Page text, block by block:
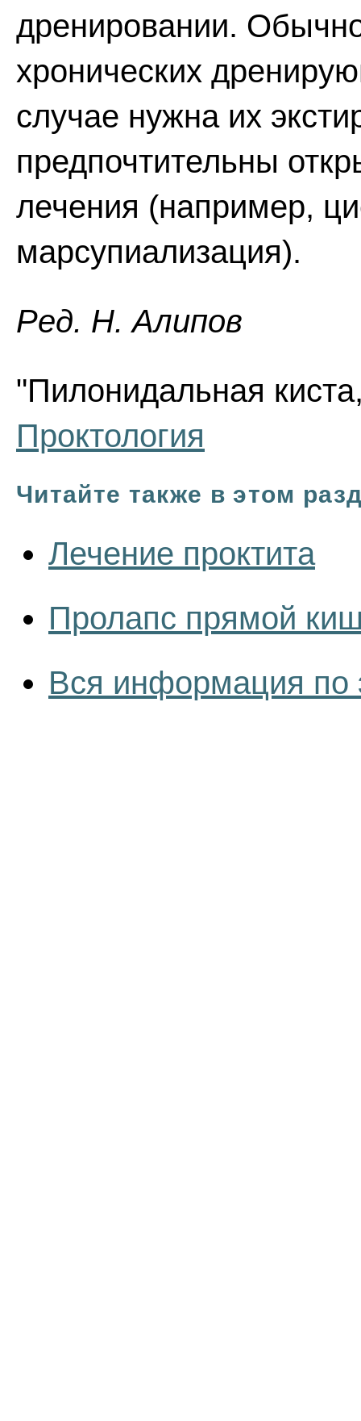
дренировании.
хронических
случае нужна их
предпочтительны
лечения (например,
марсупиализация).
Ред. Н. Алипов
"Пилонидальная
Проктология
Читайте также в этом
Лечение проктита
Пролапс прямой
Вся информация по